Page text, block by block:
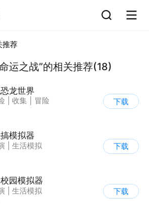
推荐
运之战”的相关推荐(18)
龙世界
收集
冒险
下载
模拟器
生活模拟
下载
园模拟器
生活模拟
下载